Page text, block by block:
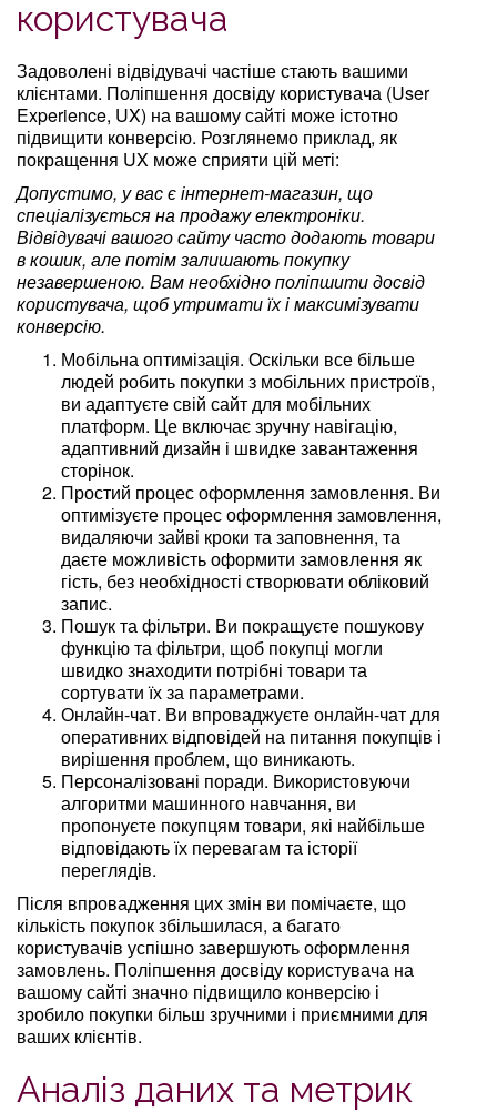
користувача
Задоволені відвідувачі частіше стають вашими
клієнтами. Поліпшення досвіду користувача (User
Experience, UX) на вашому сайті може істотно
підвищити конверсію. Розглянемо приклад, як
покращення UX може сприяти цій меті:
Допустимо, у вас є інтернет-магазин, що
спеціалізується на продажу електроніки.
Відвідувачі вашого сайту часто додають товари
в кошик, але потім залишають покупку
незавершеною. Вам необхідно поліпшити досвід
користувача, щоб утримати їх і максимізувати
конверсію.
Мобільна оптимізація. Оскільки все більше
людей робить покупки з мобільних пристроїв,
ви адаптуєте свій сайт для мобільних
платформ. Це включає зручну навігацію,
адаптивний дизайн і швидке завантаження
сторінок.
Простий процес оформлення замовлення. Ви
оптимізуєте процес оформлення замовлення,
видаляючи зайві кроки та заповнення, та
даєте можливість оформити замовлення як
гість, без необхідності створювати обліковий
запис.
Пошук та фільтри. Ви покращуєте пошукову
функцію та фільтри, щоб покупці могли
швидко знаходити потрібні товари та
сортувати їх за параметрами.
Онлайн-чат. Ви впроваджуєте онлайн-чат для
оперативних відповідей на питання покупців і
вирішення проблем, що виникають.
Персоналізовані поради. Використовуючи
алгоритми машинного навчання, ви
пропонуєте покупцям товари, які найбільше
відповідають їх перевагам та історії
переглядів.
Після впровадження цих змін ви помічаєте, що
кількість покупок збільшилася, а багато
користувачів успішно завершують оформлення
замовлень. Поліпшення досвіду користувача на
вашому сайті значно підвищило конверсію і
зробило покупки більш зручними і приємними для
ваших клієнтів.
Аналіз даних та метрик